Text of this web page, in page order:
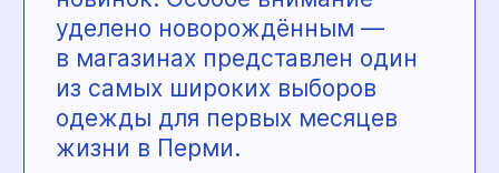
Алгоритмика— международная
школа программирования
и математики для детей, где
обучение превращается
в уверенный старт в будущее.
Здесь ребёнок делает первые
шаги в IT, учится логически
мыслить, создавать проекты